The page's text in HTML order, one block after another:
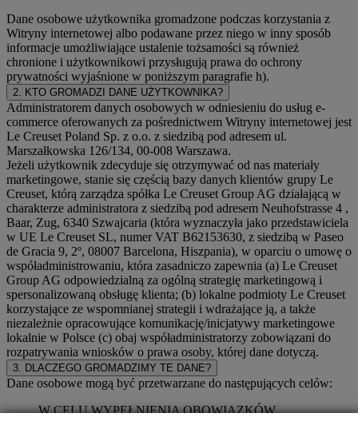
Dane osobowe użytkownika gromadzone podczas korzystania z
Witryny internetowej albo podawane przez niego w inny sposób
informacje umożliwiające ustalenie tożsamości są również
chronione i użytkownikowi przysługują prawa do ochrony
prywatności wyjaśnione w poniższym paragrafie h).
2. KTO GROMADZI DANE UŻYTKOWNIKA?
Administratorem danych osobowych w odniesieniu do usług e-
commerce oferowanych za pośrednictwem Witryny internetowej jest
Le Creuset Poland Sp. z o.o. z siedzibą pod adresem ul.
Marszałkowska 126/134, 00-008 Warszawa.
Jeżeli użytkownik zdecyduje się otrzymywać od nas materiały
marketingowe, stanie się częścią bazy danych klientów grupy Le
Creuset, którą zarządza spółka Le Creuset Group AG działającą w
charakterze administratora z siedzibą pod adresem Neuhofstrasse 4 ,
Baar, Zug, 6340 Szwajcaria (która wyznaczyła jako przedstawiciela
w UE Le Creuset SL, numer VAT B62153630, z siedzibą w Paseo
de Gracia 9, 2º, 08007 Barcelona, Hiszpania), w oparciu o umowę o
współadministrowaniu, która zasadniczo zapewnia (a) Le Creuset
Group AG odpowiedzialną za ogólną strategię marketingową i
spersonalizowaną obsługę klienta; (b) lokalne podmioty Le Creuset
korzystające ze wspomnianej strategii i wdrażające ją, a także
niezależnie opracowujące komunikację/inicjatywy marketingowe
lokalnie w Polsce (c) obaj współadministratorzy zobowiązani do
rozpatrywania wniosków o prawa osoby, której dane dotyczą.
3. DLACZEGO GROMADZIMY TE DANE?
Dane osobowe mogą być przetwarzane do następujących celów:
W CELU WYPEŁNIENIA OBOWIĄZKÓW